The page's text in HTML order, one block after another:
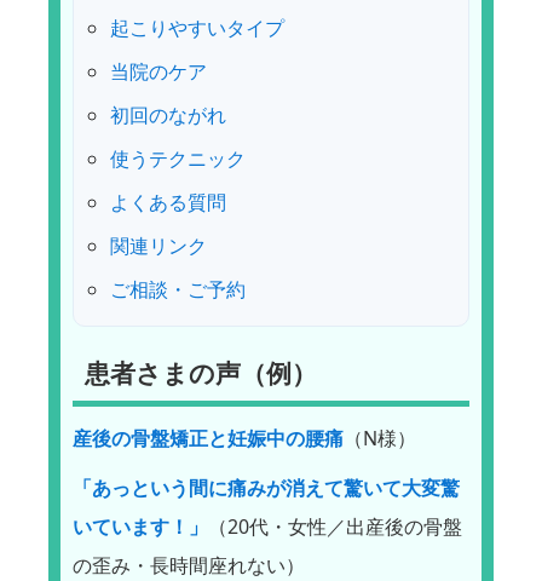
起こりやすいタイプ
当院のケア
初回のながれ
使うテクニック
よくある質問
関連リンク
ご相談・ご予約
患者さまの声（例）
産後の骨盤矯正と妊娠中の腰痛 （N様）
「あっという間に痛みが消えて驚いて大変驚
いています！」
（20代・女性／出産後の骨盤
の歪み・長時間座れない）